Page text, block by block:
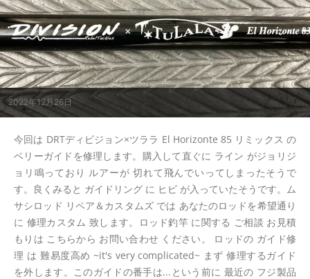
2022年12月26日
今回は DRTディビジョン×ツララ El Horizonte 85 リミックス の
ベリーガイドを修理します。購入して直ぐに ライン がジョリジ
ョリ鳴っており ルアーが 切れて飛んでいってしまったそうで
す。良くみると ガイドリング に ヒビ が入っていたそうです。ム
サシロッド リペア＆カスタムズ では あなたのロッドを希望通り
に 修理カスタム 致します。ロッド釣竿 に関する ご相談 お見積
もりは こちらから お問い合わせ ください。 ロッドの ガイド修
理 は 難易度高め ~it's very complicated~ まず 修理するガイド
を外します。このガイドの番手は...という前に 最近の フジ製品